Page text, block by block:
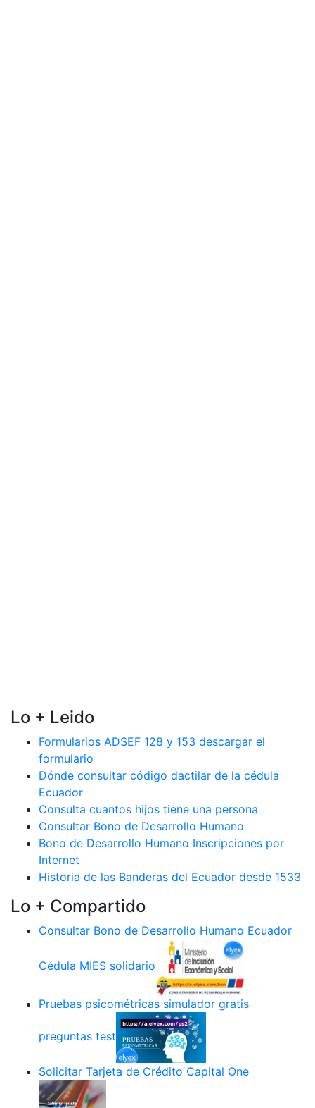
Lo + Leido
Formularios ADSEF 128 y 153 descargar el
formulario
Dónde consultar código dactilar de la cédula
Ecuador
Consulta cuantos hijos tiene una persona
Consultar Bono de Desarrollo Humano
Bono de Desarrollo Humano Inscripciones por
Internet
Historia de las Banderas del Ecuador desde 1533
Lo + Compartido
Consultar Bono de Desarrollo Humano Ecuador
Cédula MIES solidario
Pruebas psicométricas simulador gratis
preguntas test
Solicitar Tarjeta de Crédito Capital One